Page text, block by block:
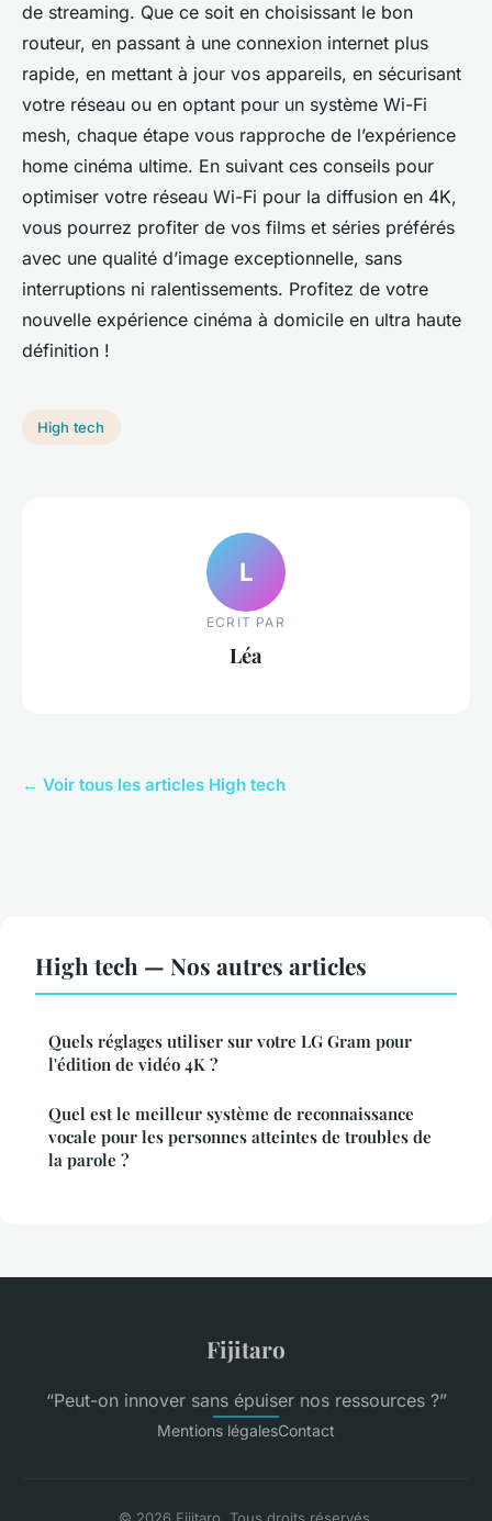
de streaming. Que ce soit en choisissant le bon
routeur, en passant à une connexion internet plus
rapide, en mettant à jour vos appareils, en sécurisant
votre réseau ou en optant pour un système Wi-Fi
mesh, chaque étape vous rapproche de l’expérience
home cinéma ultime. En suivant ces conseils pour
optimiser votre réseau Wi-Fi pour la diffusion en 4K,
vous pourrez profiter de vos films et séries préférés
avec une qualité d’image exceptionnelle, sans
interruptions ni ralentissements. Profitez de votre
nouvelle expérience cinéma à domicile en ultra haute
définition !
High tech
L
ECRIT PAR
Léa
← Voir tous les articles High tech
High tech — Nos autres articles
Quels réglages utiliser sur votre LG Gram pour
l'édition de vidéo 4K ?
Quel est le meilleur système de reconnaissance
vocale pour les personnes atteintes de troubles de
la parole ?
Fijitaro
“Peut-on innover sans épuiser nos ressources ?”
Mentions légalesContact